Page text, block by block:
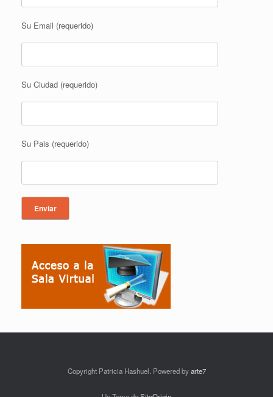
Su Email (requerido)
Su Ciudad (requerido)
Su Pais (requerido)
Copyright Patricia Hashuel. Powered byarte7